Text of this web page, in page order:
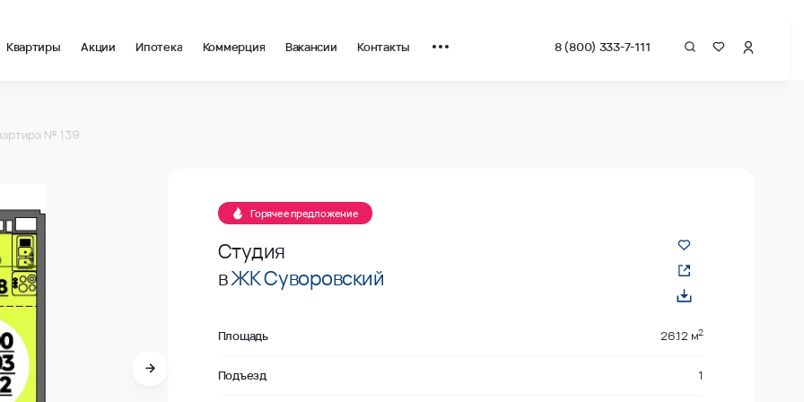
Квартиры Акции Ипотека Коммерция Вакансии Контакты 8 (800) 333-7-111
№ 139
Горячее предложение
Студия
вЖК Суворовский
Площадь 26.12 м2
Подъезд 1